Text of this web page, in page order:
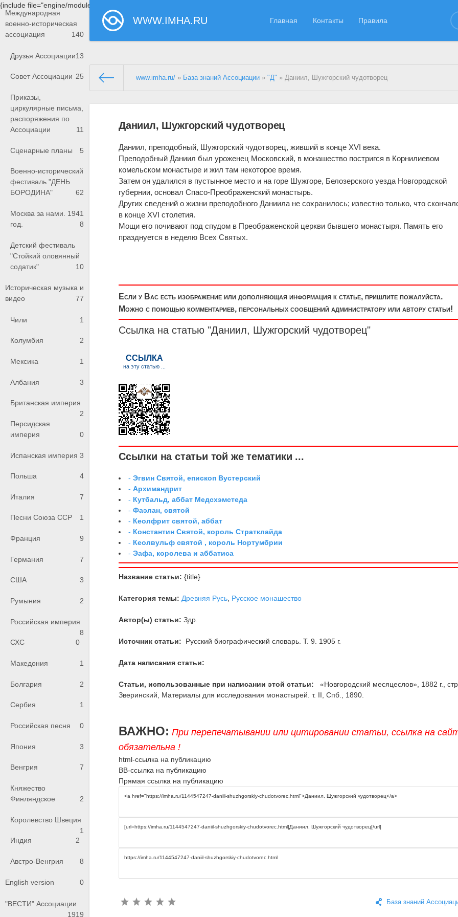
{include file="engine/modules/saperu/head.php"}
WWW.IMHA.RU Главная Контакты Правила
Международная
военно-историческая
ассоциация
140
Друзья Ассоциации13
Совет Ассоциации 25
Приказы,
циркулярные письма,
распоряжения по
Ассоциации
11
Сценарные планы 5
Военно-исторический
фестиваль "ДЕНЬ
БОРОДИНА"
62
Москва за нами. 1941
год.
8
Детский фестиваль
"Стойкий оловянный
содатик"
10
Историческая музыка и
видео
77
Чили 1
Колумбия 2
Мексика 1
Албания 3
Британская империя
2
Персидская
империя
0
Испанская империя 3
Польша 4
Италия 7
Песни Союза ССР 1
Франция 9
Германия 7
США 3
Румыния 2
Российская империя
8
СХС
0
Македония 1
Болгария 2
Сербия 1
Российская песня 0
Япония 3
Венгрия 7
Княжество
Финляндское
2
Королевство Швеция
1
Индия
2
Австро-Венгрия 8
English version 0
"ВЕСТИ" Ассоциации
1919
www.imha.ru/ » База знаний Ассоциации »"Д" » Даниил, Шужгорский чудотворец
Даниил, Шужгорский чудотворец
Даниил, преподобный, Шужгорский чудотворец, живший в конце XVI века.
Преподобный Даниил был уроженец Московский, в монашество постригся в Корнилиевом
комельском монастыре и жил там некоторое время.
Затем он удалился в пустынное место и на горе Шужгоре, Белозерского уезда Новгородской
губернии, основал Спасо-Преображенский монастырь.
Других сведений о жизни преподобного Даниила не сохранилось; известно только, что
в конце XVI столетия.
Мощи его почивают под спудом в Преображенской церкви бывшего монастыря. Память его
празднуется в неделю Всех Святых.
Если у Вас есть изображение или дополняющая информация к статье, пришлите пожалуйста.
Можно с помощью комментариев, персональных сообщений администратору или автору статьи!
Ссылка на статью "Даниил, Шужгорский чудотворец"
Ссылки на статьи той же тематики ...
-Эгвин Святой, епископ Вустерский
-Архимандрит
- Кутбальд, аббат Медсхэмстеда
-Фаэлан, святой
- Кеолфрит святой, аббат
- Константин Святой, король Стратклайда
- Кеолвульф святой , король Нортумбрии
-Эафа, королева и аббатиса
Название статьи: {title}
Категория темы: Древняя Русь Русское монашество
Автор(ы) статьи: Здр.
Источник статьи: Русский биографический словарь. Т. 9. 1905 г.
Дата написания статьи:
Статьи, использованные при написании этой статьи:
«Новгородский месяцеслов», 1882 г.,
Зверинский, Материалы для исследования монастырей. т. II, Спб., 1890.
ВАЖНО: При перепечатывании или цитировании статьи, ссылка на
обязательна !
html-ссылка на публикацию
BB-ссылка на публикацию
Прямая ссылка на публикацию
База знаний